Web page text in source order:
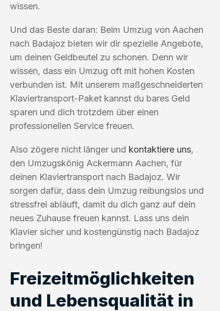
wissen.
Und das Beste daran: Beim Umzug von Aachen
nach Badajoz bieten wir dir spezielle Angebote,
um deinen Geldbeutel zu schonen. Denn wir
wissen, dass ein Umzug oft mit hohen Kosten
verbunden ist. Mit unserem maßgeschneiderten
Klaviertransport-Paket kannst du bares Geld
sparen und dich trotzdem über einen
professionellen Service freuen.
Also zögere nicht länger und kontaktiere uns,
den Umzugskönig Ackermann Aachen, für
deinen Klaviertransport nach Badajoz. Wir
sorgen dafür, dass dein Umzug reibungslos und
stressfrei abläuft, damit du dich ganz auf dein
neues Zuhause freuen kannst. Lass uns dein
Klavier sicher und kostengünstig nach Badajoz
bringen!
Freizeitmöglichkeiten
und Lebensqualität in